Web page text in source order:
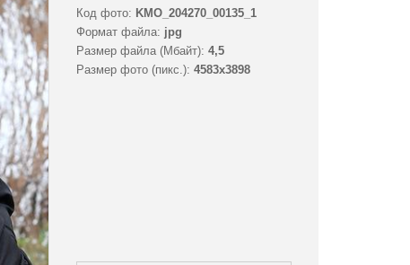
Код фото: KMO_204270_00135_1
Формат файла: jpg
Размер файла (Мбайт): 4,5
Размер фото (пикс.): 4583x3898